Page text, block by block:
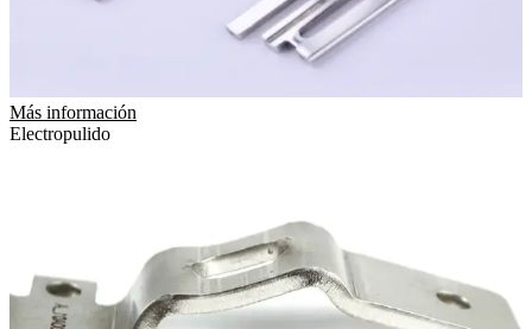
Más información
Electropulido